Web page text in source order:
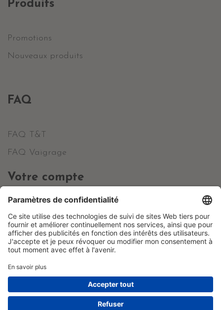
Produits
Promotions
Nouveaux produits
FAQ
FAQ T&T
FAQ Vaigrage
Votre compte
Informations personnelles
Commandes
Avoirs
Adresses